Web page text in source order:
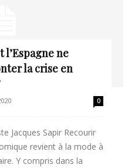
l’Espagne ne
la crise en
0
Jacques Sapir Recourir
revient à la mode à
Y compris dans la